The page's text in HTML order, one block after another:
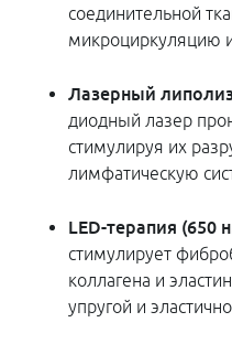
соединительной
микроциркуляцию
Лазерный
диодный лазер
стимулируя их
лимфатическую
LED-терапия (650
стимулирует
коллагена и
упругой и